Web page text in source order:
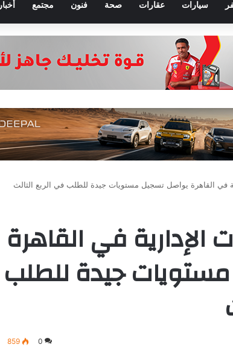
سيارات عقارات صحة فنون مجتمع أخبار
في القاهرة يواصل تسجيل مستويات جيدة للطلب في الربع الثالث
في القاهرة
جيدة للطلب
0
859